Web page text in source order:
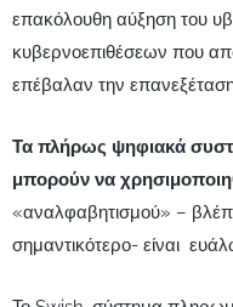
επακόλουθη αύξηση του
κυβερνοεπιθέσεων που
επέβαλαν την
Τα πλήρως ψηφιακά
μπορούν να
«αναλφαβητισμού» –
σημαντικότερο- είναι